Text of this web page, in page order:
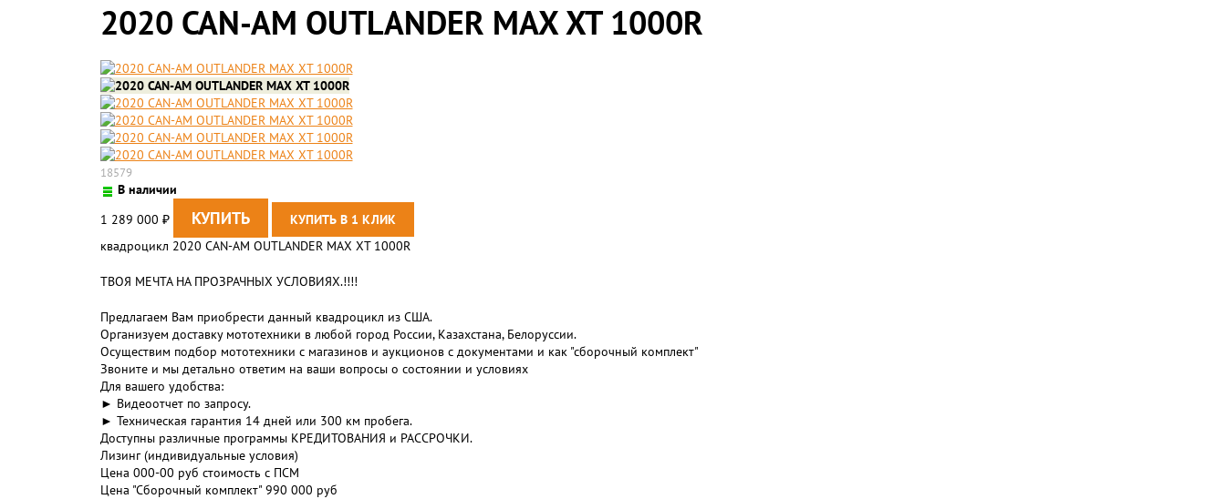
2020 CAN-AM OUTLANDER MAX XT 1000R
18579
В наличии
1 289 000 ₽
квадроцикл 2020 CAN-AM OUTLANDER MAX XT 1000R
ТВОЯ МЕЧТА НА ПРОЗРАЧНЫХ УСЛОВИЯХ.!!!!
Предлагаем Вам приобрести данный квадроцикл из США.
Организуем доставку мототехники в любой город России, Казахстана, Белоруссии.
Осуществим подбор мототехники с магазинов и аукционов с документами и как "сборочный комплект"
Звоните и мы детально ответим на ваши вопросы о состоянии и условиях
Для вашего удобства:
► Видеоотчет по запросу.
► Техническая гарантия 14 дней или 300 км пробега.
Доступны различные программы КРЕДИТОВАНИЯ и РАССРОЧКИ.
Лизинг (индивидуальные условия)
Цена 000-00 руб стоимость с ПСМ
Цена "Сборочный комплект" 990 000 руб